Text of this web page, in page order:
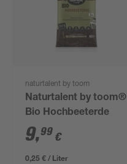
naturtalent by toom
Naturtalent by toom®
Bio Hochbeeterde
9,99 €
0,25 € / Liter